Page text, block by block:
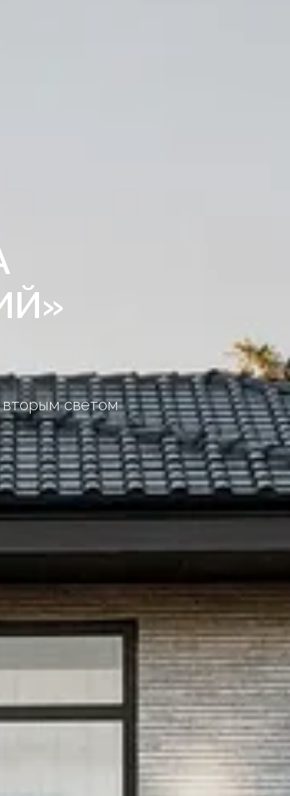
вторым светом